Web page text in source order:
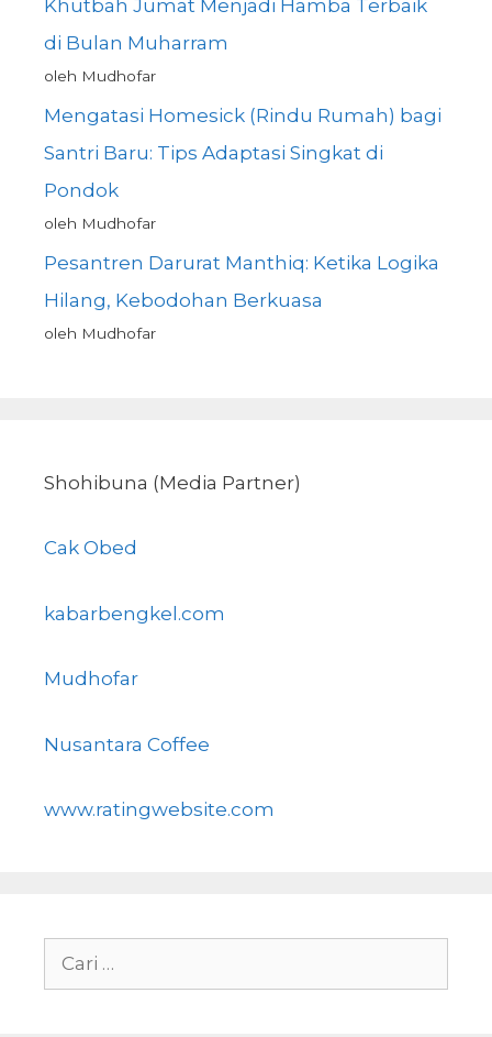
Khutbah Jumat Menjadi Hamba Terbaik
di Bulan Muharram
oleh Mudhofar
Mengatasi Homesick (Rindu Rumah) bagi
Santri Baru: Tips Adaptasi Singkat di
Pondok
oleh Mudhofar
Pesantren Darurat Manthiq: Ketika Logika
Hilang, Kebodohan Berkuasa
oleh Mudhofar
Shohibuna (Media Partner)
Cak Obed
kabarbengkel.com
Mudhofar
Nusantara Coffee
www.ratingwebsite.com
Cari
untuk: